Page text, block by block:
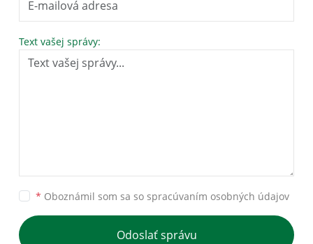
Text vašej správy:
* Oboznámil som sa so spracúvaním osobných údajov
Odoslať správu